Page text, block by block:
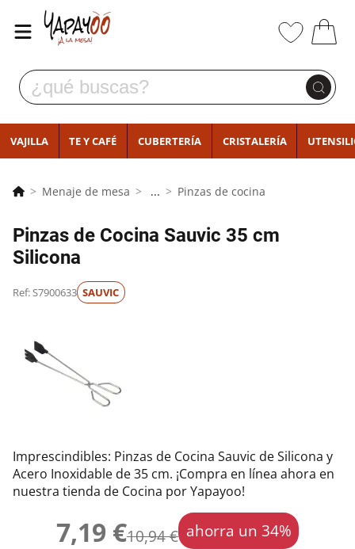
VAJILLA TE Y CAFÉ CUBERTERÍA CRISTALERÍA
Menaje de mesa ... Pinzas de cocina
Pinzas de Cocina Sauvic 35 cm
Silicona
Ref: S7900633 SAUVIC
Imprescindibles: Pinzas de Cocina Sauvic de Silicona y
Acero Inoxidable de 35 cm. ¡Compra en línea ahora en
nuestra tienda de Cocina por Yapayoo!
7,19 €10,94 € ahorra un 34%